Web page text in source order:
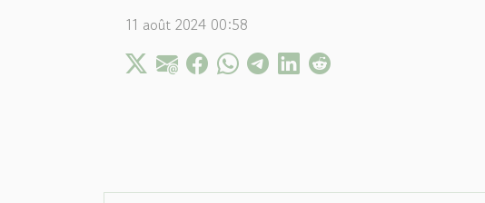
11 août 2024 00:58